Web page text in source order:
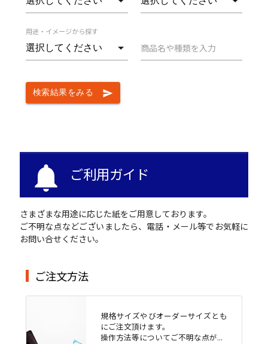
用途・イメージから探す
商品名や種類を入力
send
検索結果をみる
notifications ご利用ガイド
さまざまな用途に応じた紙をご用意しております。
ご不明な点などございましたら、電話・メール等でお気軽に
お問い合せください。
ご注文方法
規格サイズやびオーダーサイズとも
にご注文頂けます。
操作方法等についてご不明な点が...